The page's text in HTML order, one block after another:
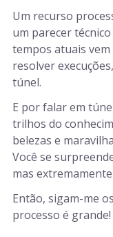
Um recurso
um parecer
tempos atuais
resolver
túnel.
E por falar em
trilhos do
belezas e
Você se
mas
Então, sigam-me
processo é grande!